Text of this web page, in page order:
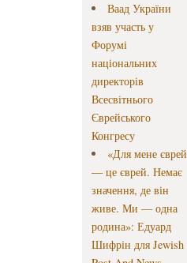
Ваад України
взяв участь у
Форумі
національних
директорів
Всесвітнього
Єврейського
Конгресу
«Для мене єврей
— це єврей. Немає
значення, де він
живе. Ми — одна
родина»: Едуард
Шифрін для Jewish